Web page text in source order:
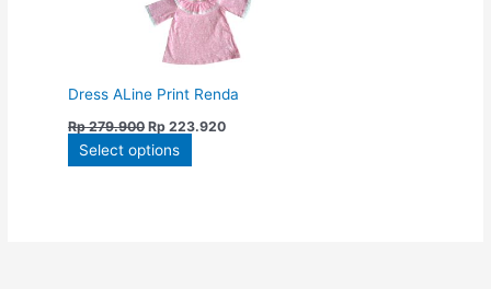
Dress ALine Print Renda
Rp279.900 Rp 223.920
Select options
options
may
be
chosen
the